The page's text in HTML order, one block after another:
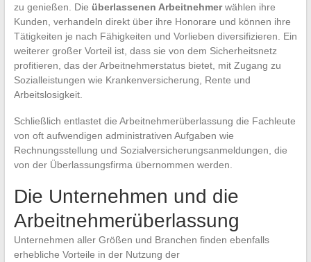
zu genießen. Die überlassenen Arbeitnehmerwählen ihre
Kunden, verhandeln direkt über ihre Honorare und können ihre
Tätigkeiten je nach Fähigkeiten und Vorlieben diversifizieren. Ein
weiterer großer Vorteil ist, dass sie von dem Sicherheitsnetz
profitieren, das der Arbeitnehmerstatus bietet, mit Zugang zu
Sozialleistungen wie Krankenversicherung, Rente und
Arbeitslosigkeit.
Schließlich entlastet die Arbeitnehmerüberlassung die Fachleute
von oft aufwendigen administrativen Aufgaben wie
Rechnungsstellung und Sozialversicherungsanmeldungen, die
von der Überlassungsfirma übernommen werden.
Die Unternehmen und die
Arbeitnehmerüberlassung
Unternehmen aller Größen und Branchen finden ebenfalls
erhebliche Vorteile in der Nutzung der